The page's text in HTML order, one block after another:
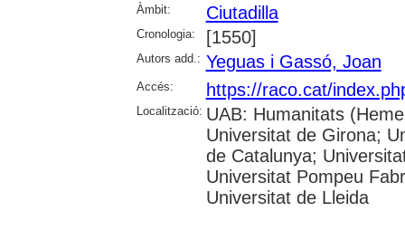
Àmbit: Ciutadilla
Cronologia: [1550]
Autors add.: Yeguas i Gassó, Joan
Accés: https://raco.cat/
Localització: UAB: Humanitats
Universitat de Girona;
de Catalunya;
Universitat Pompeu
Universitat de Lleida